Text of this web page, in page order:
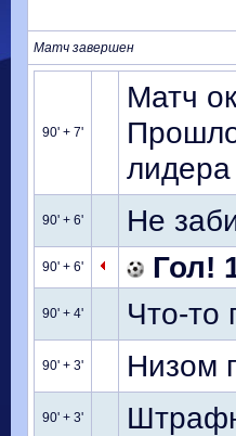
Матч завершен
90' + 7'
Матч
лидера
90' + 6' Не
90' + 6' Гол!
90' + 4' Что-то
90' + 3' Низом
90' + 3'